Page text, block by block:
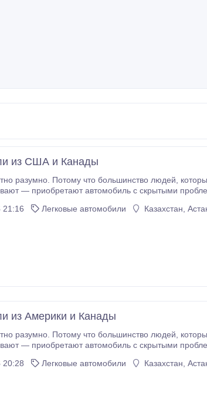
из США и Канады
что большинство людей, которые впервые сталкиваются с покупкой авто из США или Канады:
— приобретают автомобиль с скрытыми
бюджет ✔️ нужная марка и модель ✔️ желаемый
21:16 Легковые автомобили Казахстан,
из Америки и Канады
что большинство людей, которые впервые сталкиваются с покупкой авто из США или Канады:
— приобретают автомобиль с скрытыми
бюджет ✔️ нужная марка и модель ✔️ желаемый
20:28 Легковые автомобили Казахстан,